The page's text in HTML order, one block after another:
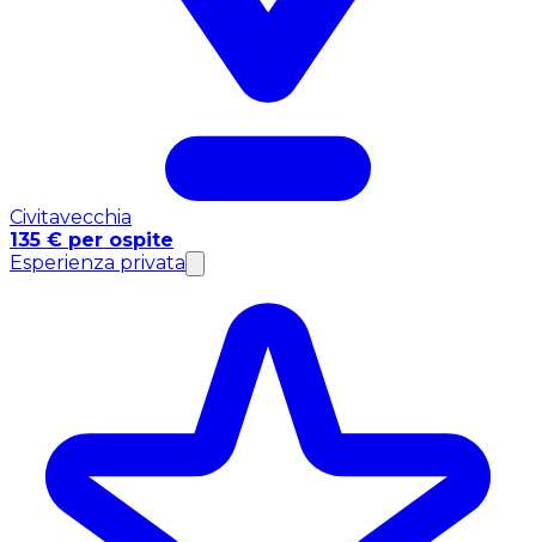
Civitavecchia
135 € per ospite
Esperienza privata